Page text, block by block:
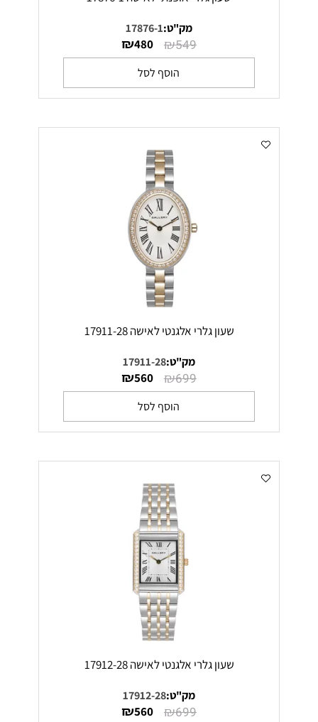
מק"ט:17876-1
₪549
₪480
הוסף לסל
שעון גלרי אלגנטי לאישה 17911-28
מק"ט:17911-28
₪699
₪560
הוסף לסל
שעון גלרי אלגנטי לאישה 17912-28
מק"ט:17912-28
₪699
₪560